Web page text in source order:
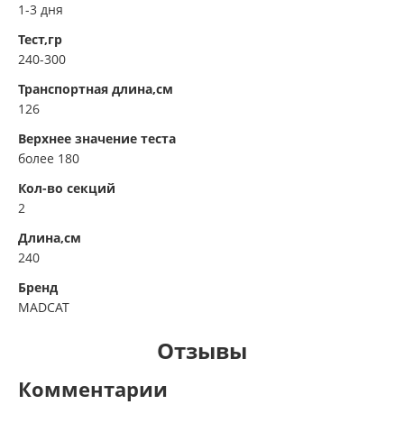
1-3 дня
Тест,гр
240-300
Транспортная длина,см
126
Верхнее значение теста
более 180
Кол-во секций
2
Длина,см
240
Бренд
MADCAT
Отзывы
Комментарии